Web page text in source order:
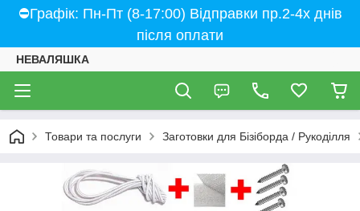
⛔Графік: Пн-Пт (8-17:00) Відправки пр.2-4х днів
після оплати
НЕВАЛЯШКА
Товари та послуги Заготовки для Бізіборда / Рукоділля